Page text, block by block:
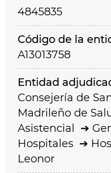
4845835
Código de la
A13013758
Entidad
Consejería de
Madrileño de
Asistencial
Hospitales
Leonor